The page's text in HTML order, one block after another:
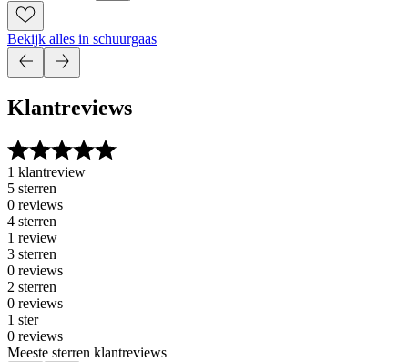
Bekijk alles in schuurgaas
Klantreviews
1 klantreview
5 sterren
0 reviews
4 sterren
1 review
3 sterren
0 reviews
2 sterren
0 reviews
1 ster
0 reviews
Meeste sterren klantreviews